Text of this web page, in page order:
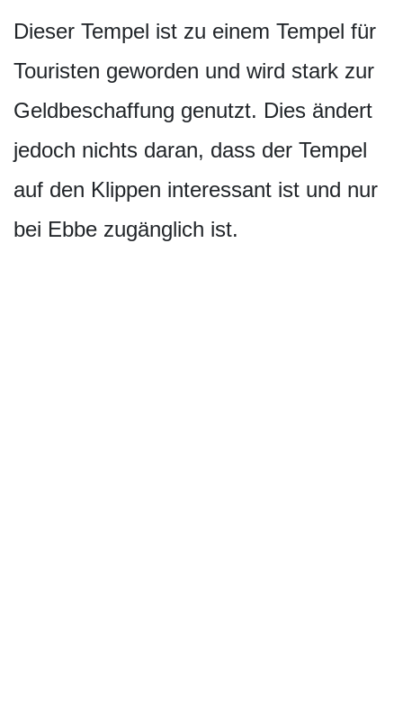
Dieser Tempel ist zu einem Tempel für
Touristen geworden und wird stark zur
Geldbeschaffung genutzt. Dies ändert
jedoch nichts daran, dass der Tempel
auf den Klippen interessant ist und nur
bei Ebbe zugänglich ist.